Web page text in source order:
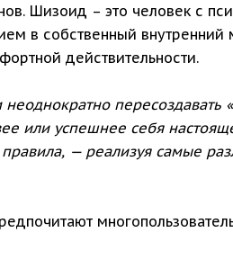
Шизоид – это человек с
в собственный
действительности.
пересоздавать
или успешнее себя
— реализуя самые